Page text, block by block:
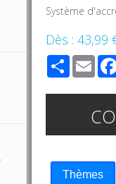
Système
Dès :43,99
Share
Thèmes